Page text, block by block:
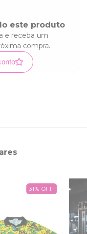
este produto
e receba um
compra.
31%OFF